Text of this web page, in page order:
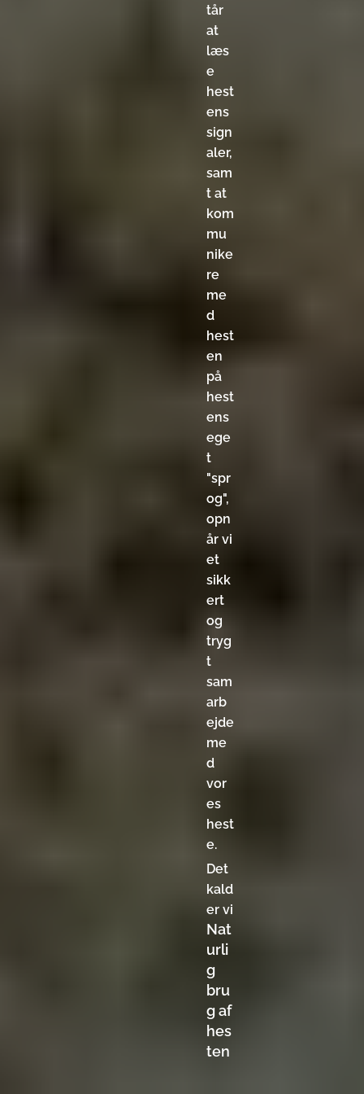
tår
at
læs
e
hest
ens
sign
aler,
sam
t at
kom
mu
nike
re
me
d
hest
en
på
hest
ens
ege
t
"spr
og",
opn
år vi
et
sikk
ert
og
tryg
t
sam
arb
ejde
me
d
vor
es
hest
e.
Det
kald
er vi
Nat
urli
g
bru
g af
hes
ten